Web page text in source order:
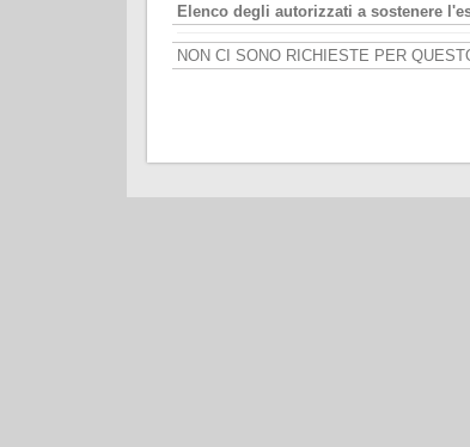
Elenco degli autorizzati a sostenere
NON CI SONO RICHIESTE PER